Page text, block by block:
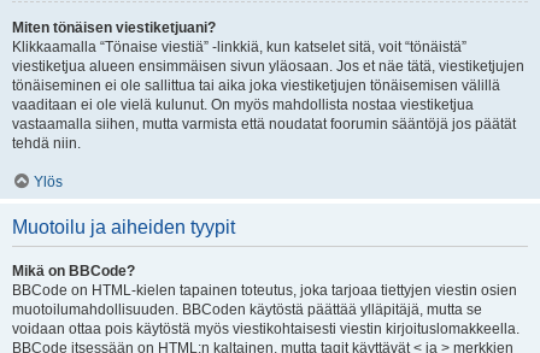
Miten tönäisen viestiketjuani?
Klikkaamalla “Tönaise viestiä” -linkkiä, kun katselet sitä, voit “tönäistä”
viestiketjua alueen ensimmäisen sivun yläosaan. Jos et näe tätä, viestiketjujen
tönäiseminen ei ole sallittua tai aika joka viestiketjujen tönäisemisen välillä
vaaditaan ei ole vielä kulunut. On myös mahdollista nostaa viestiketjua
vastaamalla siihen, mutta varmista että noudatat foorumin sääntöjä jos päätät
tehdä niin.
Ylös
Muotoilu ja aiheiden tyypit
Mikä on BBCode?
BBCode on HTML-kielen tapainen toteutus, joka tarjoaa tiettyjen viestin osien
muotoilumahdollisuuden. BBCoden käytöstä päättää ylläpitäjä, mutta se
voidaan ottaa pois käytöstä myös viestikohtaisesti viestin kirjoituslomakkeella.
BBCode itsessään on HTML:n kaltainen, mutta tagit käyttävät < ja > merkkien